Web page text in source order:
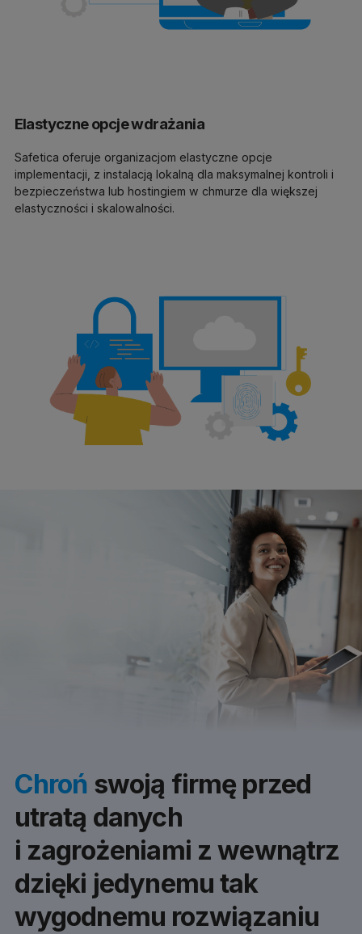
Elastyczne opcje wdrażania
Safetica oferuje organizacjom elastyczne opcje
implementacji, z instalacją lokalną dla maksymalnej kontroli i
bezpieczeństwa lub hostingiem w chmurze dla większej
elastyczności i skalowalności.
Chroń swoją firmę przed
utratą danych
i zagrożeniami z wewnątrz
dzięki jedynemu tak
wygodnemu rozwiązaniu